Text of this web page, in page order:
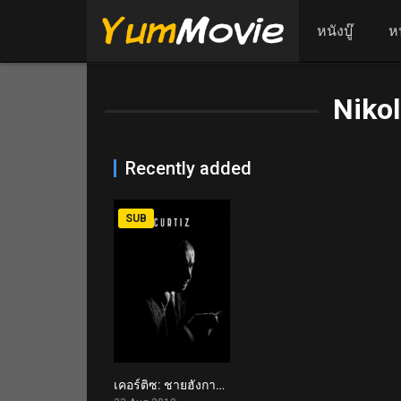
หนังบู๊ ห
Recently added
6.1
SUB
เคอร์ติซ: ชายฮังการีผู้ปฏิวัติฮอลลีวูด Curtiz (2018)